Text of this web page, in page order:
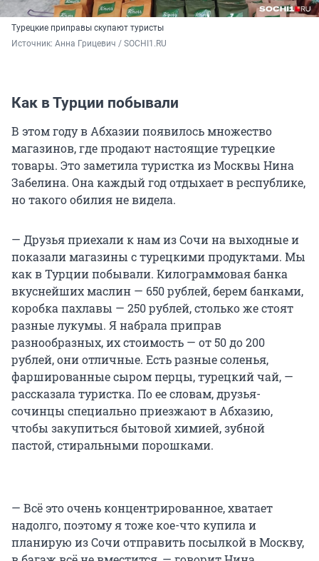
Турецкие приправы скупают туристы
Источник: Анна Грицевич / SOCHI1.RU
Как в Турции побывали
В этом году в Абхазии появилось множество
магазинов, где продают настоящие турецкие
товары. Это заметила туристка из Москвы Нина
Забелина. Она каждый год отдыхает в республике,
но такого обилия не видела.
— Друзья приехали к нам из Сочи на выходные и
показали магазины с турецкими продуктами. Мы
как в Турции побывали. Килограммовая банка
вкуснейших маслин — 650 рублей, берем банками,
коробка пахлавы — 250 рублей, столько же стоят
разные лукумы. Я набрала приправ
разнообразных, их стоимость — от 50 до 200
рублей, они отличные. Есть разные соленья,
фаршированные сыром перцы, турецкий чай, —
рассказала туристка. По ее словам, друзья-
сочинцы специально приезжают в Абхазию,
чтобы закупиться бытовой химией, зубной
пастой, стиральными порошками.
— Всё это очень концентрированное, хватает
надолго, поэтому я тоже кое-что купила и
планирую из Сочи отправить посылкой в Москву,